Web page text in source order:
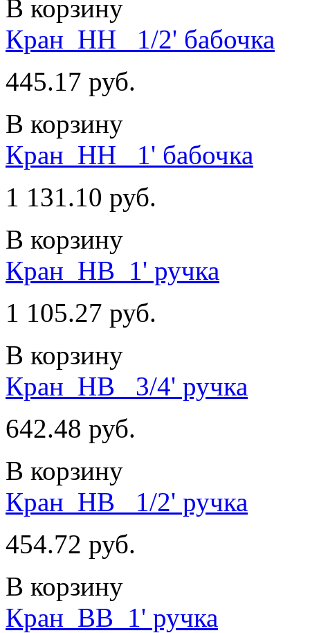
В корзину
Кран_НН_ 1/2' бабочка
445.17 руб.
В корзину
Кран_НН_ 1' бабочка
1 131.10 руб.
В корзину
Кран_НВ_1' ручка
1 105.27 руб.
В корзину
Кран_НВ_ 3/4' ручка
642.48 руб.
В корзину
Кран_НВ_ 1/2' ручка
454.72 руб.
В корзину
Кран_ВВ_1' ручка